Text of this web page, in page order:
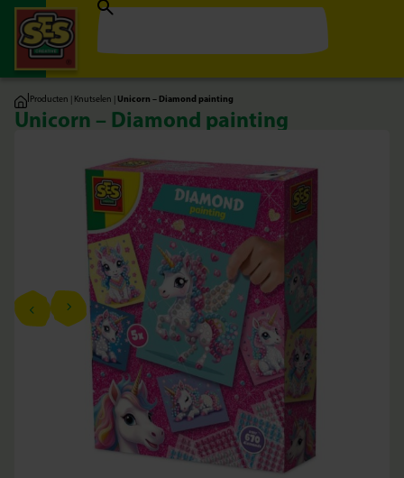
|Producten | Knutselen | Unicorn – Diamond painting
Unicorn – Diamond painting